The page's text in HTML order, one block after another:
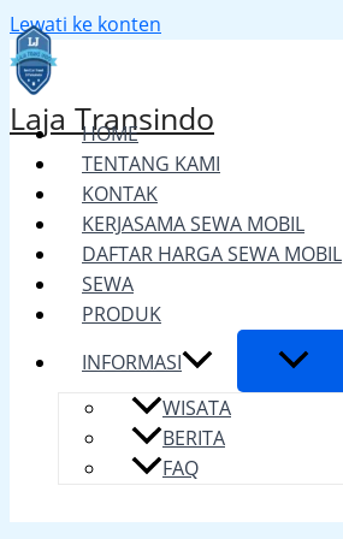
Lewati ke konten
Laja Transindo
HOME
TENTANG KAMI
KONTAK
KERJASAMA SEWA MOBIL
DAFTAR HARGA SEWA MOBIL
SEWA
PRODUK
INFORMASI
WISATA
BERITA
FAQ